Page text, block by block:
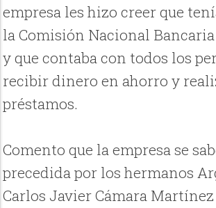
empresa les hizo creer que
la Comisión Nacional
y que contaba con todos los
recibir dinero en ahorro y
préstamos.
Comento que la empresa se
precedida por los hermanos
Carlos Javier Cámara